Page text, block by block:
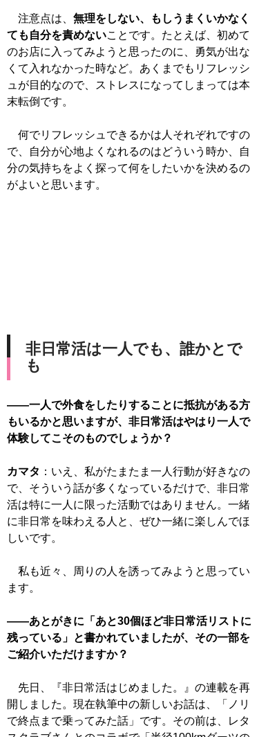
注意点は、 無理をしない、もしうまくいかなく
ても自分を責めないことです。たとえば、初めて
のお店に入ってみようと思ったのに、勇気が出な
くて入れなかった時など。あくまでもリフレッシ
ュが目的なので、ストレスになってしまっては本
末転倒です。
何でリフレッシュできるかは人それぞれですの
で、自分が心地よくなれるのはどういう時か、自
分の気持ちをよく探って何をしたいかを決めるの
がよいと思います。
非日常活は一人でも、誰かとで
も
――一人で外食をしたりすることに抵抗がある方
もいるかと思いますが、非日常活はやはり一人で
体験してこそのものでしょうか？
カマタ ：いえ、私がたまたま一人行動が好きなの
で、そういう話が多くなっているだけで、非日常
活は特に一人に限った活動ではありません。一緒
に非日常を味わえる人と、ぜひ一緒に楽しんでほ
しいです。
私も近々、周りの人を誘ってみようと思ってい
ます。
――あとがきに「あと30個ほど非日常活リストに
残っている」と書かれていましたが、その一部を
ご紹介いただけますか？
先日、『非日常活はじめました。』の連載を再
開しました。現在執筆中の新しいお話は、「ノリ
で終点まで乗ってみた話」です。その前は、レタ